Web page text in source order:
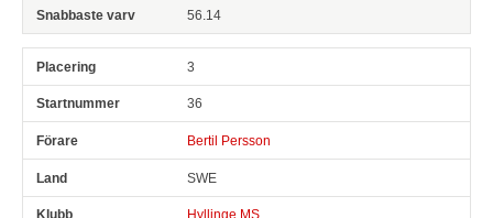
56.14
3
36
Bertil Persson
SWE
Hyllinge MS